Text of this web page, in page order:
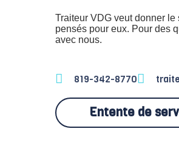
Traiteur VDG veut donner
pensés pour eux. Pour des
avec nous.
819-342-8770
Entente de